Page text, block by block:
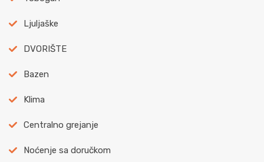
Ljuljaške
DVORIŠTE
Bazen
Klima
Centralno grejanje
Noćenje sa doručkom